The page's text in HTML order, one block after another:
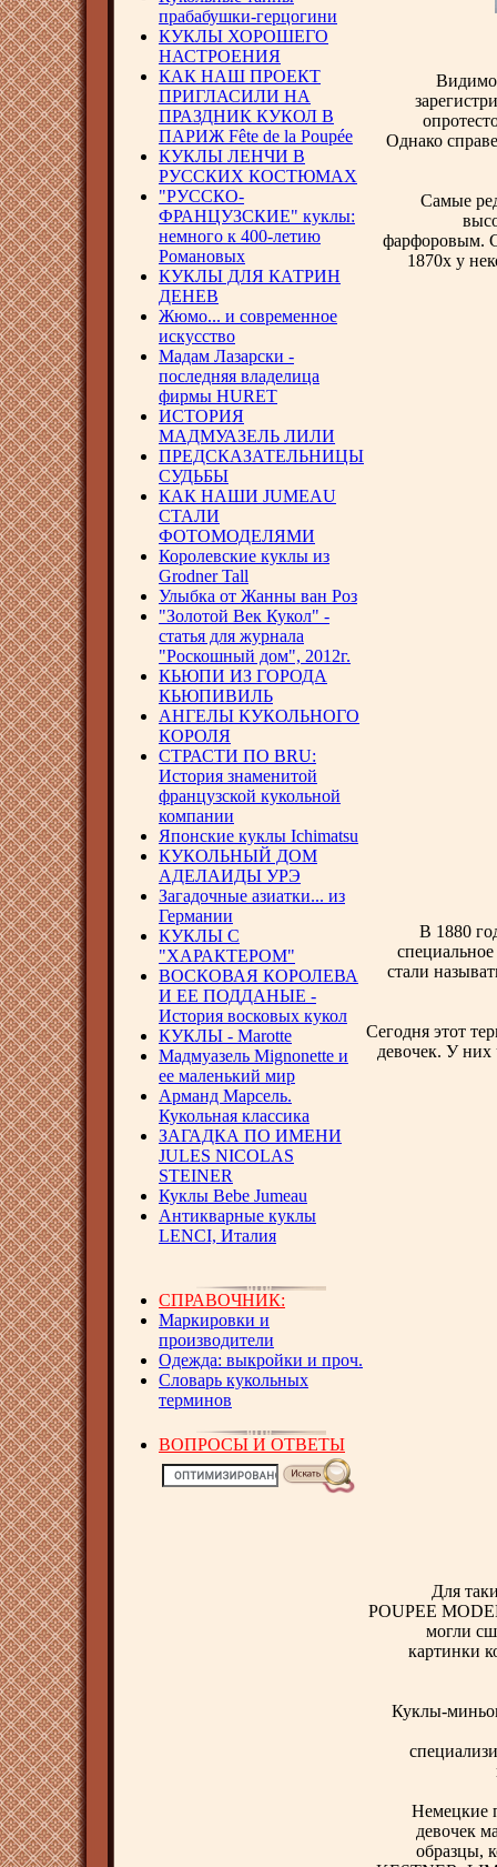
прабабушки-герцогини
КУКЛЫ ХОРОШЕГО
НАСТРОЕНИЯ
КАК НАШ ПРОЕКТ
ПРИГЛАСИЛИ НА
ПРАЗДНИК КУКОЛ В
ПАРИЖ Fête de la Poupée
КУКЛЫ ЛЕНЧИ В
РУССКИХ КОСТЮМАХ
"РУССКО-
ФРАНЦУЗСКИЕ" куклы:
немного к 400-летию
Романовых
КУКЛЫ ДЛЯ КАТРИН
ДЕНЕВ
Жюмо... и современное
искусство
Мадам Лазарски -
последняя владелица
фирмы HURET
ИСТОРИЯ
МАДМУАЗЕЛЬ ЛИЛИ
ПРЕДСКАЗАТЕЛЬНИЦЫ
СУДЬБЫ
КАК НАШИ JUMEAU
СТАЛИ
ФОТОМОДЕЛЯМИ
Королевские куклы из
Grodner Tall
Улыбка от Жанны ван Роз
"Золотой Век Кукол" -
статья для журнала
"Роскошный дом", 2012г.
КЬЮПИ ИЗ ГОРОДА
КЬЮПИВИЛЬ
АНГЕЛЫ КУКОЛЬНОГО
КОРОЛЯ
СТРАСТИ ПО BRU:
История знаменитой
французской кукольной
компании
Японские куклы Ichimatsu
КУКОЛЬНЫЙ ДОМ
АДЕЛАИДЫ УРЭ
Загадочные азиатки... из
Германии
КУКЛЫ С
"ХАРАКТЕРОМ"
ВОСКОВАЯ КОРОЛЕВА
И ЕЕ ПОДДАНЫЕ -
История восковых кукол
КУКЛЫ - Marotte
Мадмуазель Mignonette и
ее маленький мир
Арманд Марсель.
Кукольная классика
ЗАГАДКА ПО ИМЕНИ
JULES NICOLAS
STEINER
Куклы Bebe Jumeau
Антикварные куклы
LENCI, Италия
СПРАВОЧНИК:
Маркировки и
производители
Одежда: выкройки и проч.
Словарь кукольных
терминов
ВОПРОСЫ И ОТВЕТЫ
Однако
Самые
фарфоровым.
1870х у
В 1880
стали
Сегодня этот
девочек. У них
Для
POUPEE
могли
картинки
Куклы-
Немецкие
девочек
образцы,